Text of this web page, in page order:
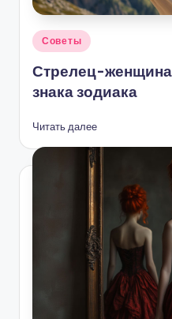
Опубликовано
Советы
Стрелец-
знака зодиака
Читать далее